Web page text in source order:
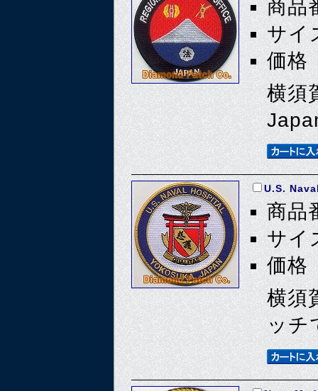
商品
サイ
価格
横須
U.S.
商品
サイ
価格
横須
ッチ